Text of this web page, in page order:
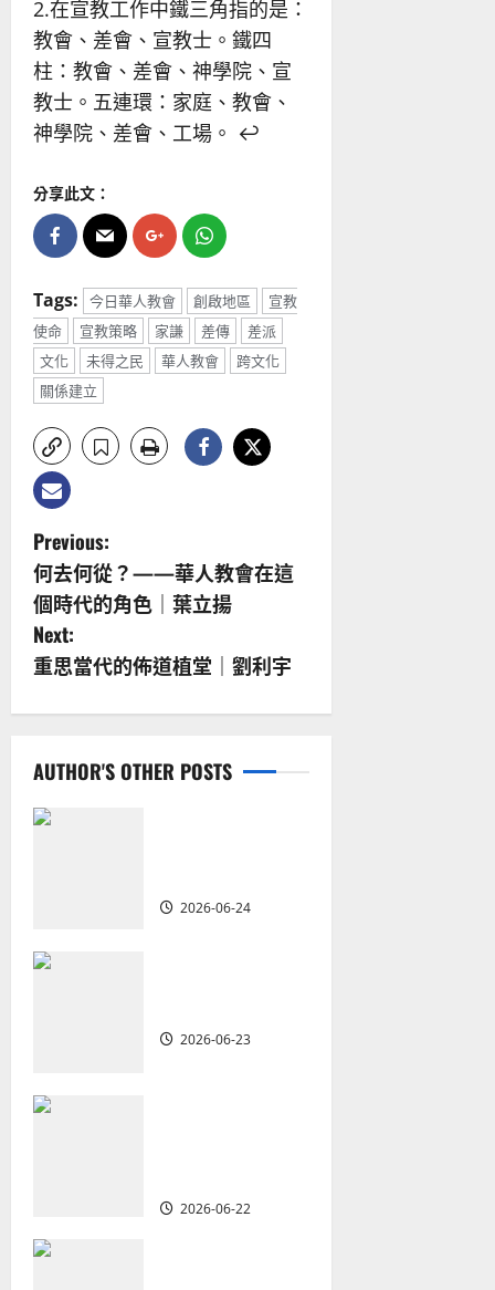
2.在宣教工作中鐵三角指的是：
教會、差會、宣教士。鐵四
柱：教會、差會、神學院、宣
教士。五連環：家庭、教會、
神學院、差會、工場。 ↩︎
分享此文：
Tags: 今日華人教會 創啟地區
宣教
使命
宣教策略 家謙 差傳
差派
文化
未得之民 華人教會
跨文化
關係建立
P
o
s
t
n
a
v
a
o
Previous:
何去何從？——華人教會在這
個時代的角色｜葉立揚
Next:
重思當代的佈道植堂｜劉利宇
AUTHOR'S OTHER POSTS
2026-06-24
2026-06-23
2026-06-22